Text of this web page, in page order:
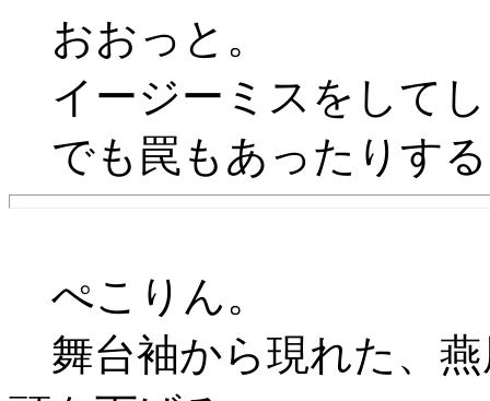
おおっと。
イージーミスをして
でも罠もあったりす
ぺこりん。
舞台袖から現れた、